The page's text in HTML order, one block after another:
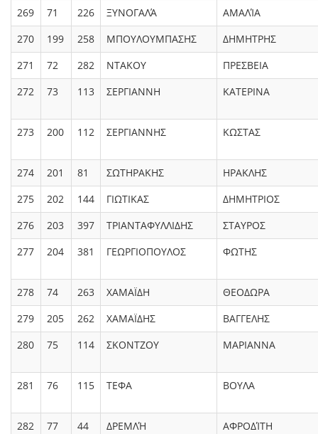
269
71 226 ΞΥΝΟΓΑΛΆ
ΑΜΑΛΊΑ
270
199 258 ΜΠΟΥΛΟΥΜΠΑΣΗΣ
ΔΗΜΗΤΡΗΣ
271
72 282 ΝΤΑΚΟΥ
ΠΡΕΣΒΕΙΑ
272
73 113 ΣΕΡΓΙΑΝΝΗ ΚΑΤΕΡΙΝΑ
273 200 112 ΣΕΡΓΙΑΝΝΗΣ ΚΩΣΤΑΣ
274 201 81 ΣΩΤΗΡΑΚΗΣ
ΗΡΑΚΛΗΣ
275
202 144 ΓΙΩΤΙΚΑΣ
ΔΗΜΗΤΡΙΟΣ
276
203 397 ΤΡΙΑΝΤΑΦΥΛΛΙΔΗΣ
ΣΤΑΥΡΟΣ
277
204 381 ΓΕΩΡΓΙΟΠΟΥΛΟΣ ΦΩΤΗΣ
278 74 263 ΧΑΜΑΪΔΗ
ΘΕΟΔΩΡΑ
279
205 262 ΧΑΜΑΪΔΗΣ
ΒΑΓΓΕΛΗΣ
280
75 114 ΣΚΟΝΤΖΟΥ ΜΑΡΙΑΝΝΑ
281 76 115 ΤΕΦΑ ΒΟΥΛΑ
282 77 44 ΔΡΕΜΛΉ
ΑΦΡΟΔΊΤΗ